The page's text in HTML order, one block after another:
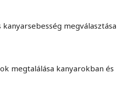
megválasztása
megtalálása kanyarokban és